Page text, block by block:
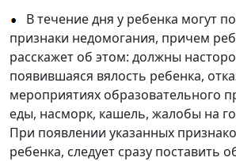
В течение дня у ребенка могут
признаки недомогания, причем
расскажет об этом: должны
появившаяся вялость ребенка,
мероприятиях образовательного
еды, насморк, кашель, жалобы на
При появлении указанных
ребенка, следует сразу поставить